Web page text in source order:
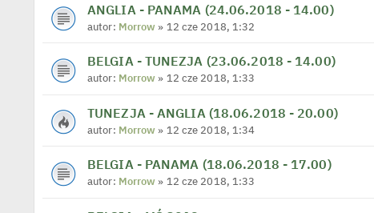
ANGLIA - PANAMA (24.06.2018 - 14.00)
autor: Morrow» 12 cze 2018, 1:32
BELGIA - TUNEZJA (23.06.2018 - 14.00)
autor: Morrow» 12 cze 2018, 1:33
TUNEZJA - ANGLIA (18.06.2018 - 20.00)
autor: Morrow» 12 cze 2018, 1:34
BELGIA - PANAMA (18.06.2018 - 17.00)
autor: Morrow» 12 cze 2018, 1:33